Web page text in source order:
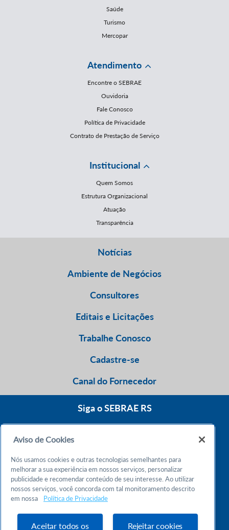
Saúde
Turismo
Mercopar
Atendimento
Encontre o SEBRAE
Ouvidoria
Fale Conosco
Política de Privacidade
Contrato de Prestação de Serviço
Institucional
Quem Somos
Estrutura Organizacional
Atuação
Transparência
Notícias
Ambiente de Negócios
Consultores
Editais e Licitações
Trabalhe Conosco
Cadastre-se
Canal do Fornecedor
Siga o SEBRAE RS
Atendimento 24h
Chame no WhatsApp
Atendimento das 9h às 18h
Aviso de Cookies
Nós usamos cookies e outras tecnologias semelhantes para
melhorar a sua experiência em nossos serviços, personalizar
publicidade e recomendar conteúdo de seu interesse. Ao utilizar
nossos serviços, você concorda com tal monitoramento descrito
em nossa
Política de Privacidade
Aceitar todos os Rejeitar cookies